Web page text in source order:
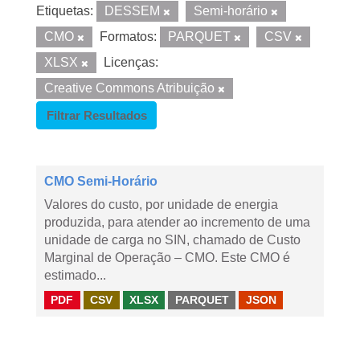
Etiquetas: DESSEM
Semi-horário
CMO
Formatos: PARQUET
CSV
XLSX
Licenças:
Creative Commons Atribuição
Filtrar Resultados
CMO Semi-Horário
Valores do custo, por unidade de energia
produzida, para atender ao incremento de uma
unidade de carga no SIN, chamado de Custo
Marginal de Operação – CMO. Este CMO é
estimado...
PDF CSV XLSX PARQUET JSON